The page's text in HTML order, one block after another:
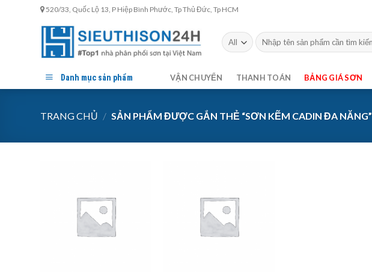
520/33, Quốc Lộ 13, P Hiệp Bình Phước, Tp Thủ Đức, Tp HCM
Tìm
kiếm:
Danh mục sản phẩm VẬN CHUYỂN THANH TOÁN BẢNG GIÁ SƠN
TRANG CHỦ / SẢN PHẨM ĐƯỢC GẮN THẺ “SƠN KẼM CADIN ĐA NĂNG”